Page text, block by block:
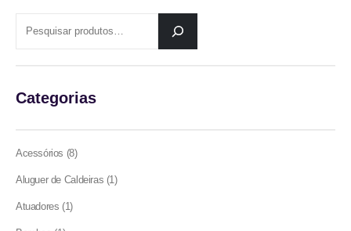
Categorias
Acessórios 88
Aluguer de Caldeiras 11
Atuadores 11